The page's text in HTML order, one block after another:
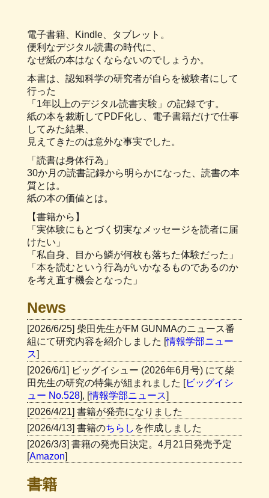
電子書籍、Kindle、タブレット。
便利なデジタル読書の時代に、
なぜ紙の本はなくならないのでしょうか。
本書は、認知科学の研究者が自らを被験者にして
行った
「1年以上のデジタル読書実験」の記録です。
紙の本を裁断してPDF化し、電子書籍だけで仕事
してみた結果、
見えてきたのは意外な事実でした。
「読書は身体行為」
30か月の読書記録から明らかになった、読書の本
質とは。
紙の本の価値とは。
【書籍から】
「実体験にもとづく切実なメッセージを読者に届
けたい」
「私自身、目から鱗が何枚も落ちた体験だった」
「本を読むという行為がいかなるものであるのか
を考え直す機会となった」
News
[2026/6/25] 柴田先生がFM GUNMAのニュース番
組にて研究内容を紹介しました [情報学部ニュー
ス]
[2026/6/1] ビッグイシュー (2026年6月号) にて柴
田先生の研究の特集が組まれました [ビッグイシ
ュー No.528], [情報学部ニュース]
[2026/4/21] 書籍が発売になりました
[2026/4/13] 書籍のちらし を作成しました
[2026/3/3] 書籍の発売日決定。4月21日発売予定
[Amazon]
書籍